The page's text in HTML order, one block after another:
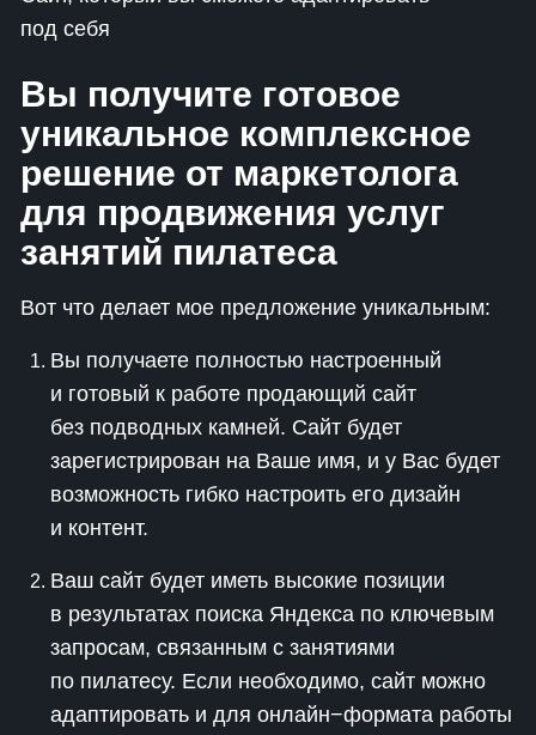
под себя
Вы получите готовое
уникальное комплексное
решение от маркетолога
для продвижения услуг
занятий пилатеса
Вот что делает мое предложение уникальным:
Вы получаете полностью настроенный
и готовый к работе продающий сайт
без подводных камней. Сайт будет
зарегистрирован на Ваше имя, и у Вас будет
возможность гибко настроить его дизайн
и контент.
Ваш сайт будет иметь высокие позиции
в результатах поиска Яндекса по ключевым
запросам, связанным с занятиями
по пилатесу. Если необходимо, сайт можно
адаптировать и для онлайн−формата работы